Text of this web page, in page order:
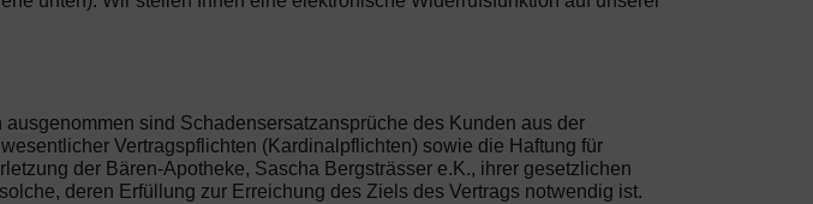
sind Schadensersatzansprüche des Kunden aus der
Vertragspflichten (Kardinalpflichten) sowie die Haftung für
der Bären-Apotheke, Sascha Bergsträsser e.K., ihrer gesetzlichen
deren Erfüllung zur Erreichung des Ziels des Vertrags notwendig ist.